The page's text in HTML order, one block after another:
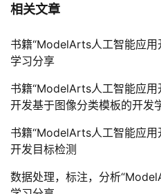
相关文章
书籍“ModelArts人工智能应
学习分享
书籍“ModelArts人工智能应
开发基于图像分类模板的开发
书籍“ModelArts人工智能应
开发目标检测
数据处理，标注，分析